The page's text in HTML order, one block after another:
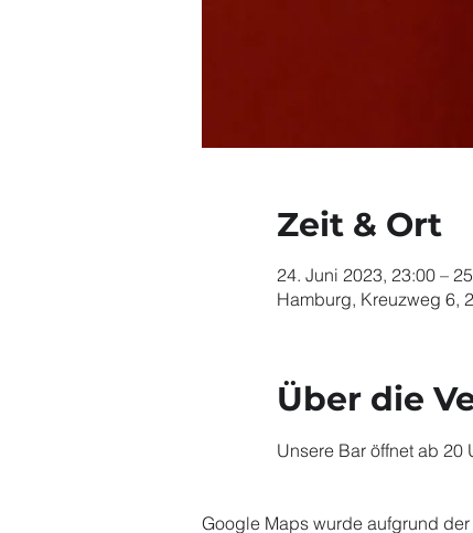
Zeit & Ort
24. Juni 2023, 23:00 –
Hamburg, Kreuzweg 6,
Über die
Unsere Bar öffnet ab 20
Google Maps wurde aufgrund